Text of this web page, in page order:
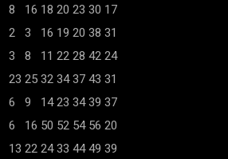
8
16 18 20 23 30 17
2 3 16 19 20 38 31
3 8 11 2228 4224
23 2532343743 31
6 9 1423 3439 37
6
16 50 52 54 56 20
13 222433 4449 39